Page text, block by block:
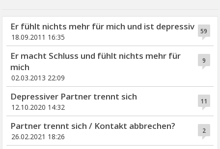
59
Er fühlt nichts mehr für mich und ist depressiv
18.09.2011 16:35
9
Er macht Schluss und fühlt nichts mehr für
mich
02.03.2013 22:09
11
Depressiver Partner trennt sich
12.10.2020 14:32
2
Partner trennt sich / Kontakt abbrechen?
26.02.2021 18:26